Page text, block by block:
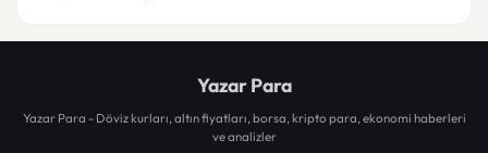
Yazar Para
Yazar Para - Döviz kurları, altın fiyatları, borsa, kripto para, ekonomi haberleri
ve analizler